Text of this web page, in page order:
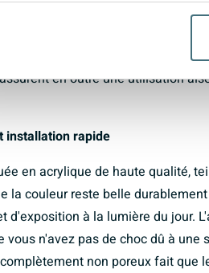
intégré : la baignoire est ainsi
apparent sur le bord.
s'allonger sur le bord et réduit
en outre une utilisation
installation rapide
en acrylique de haute qualité,
la couleur reste belle
d'exposition à la lumière du jour.
vous n'avez pas de choc dû à
non poreux fait que